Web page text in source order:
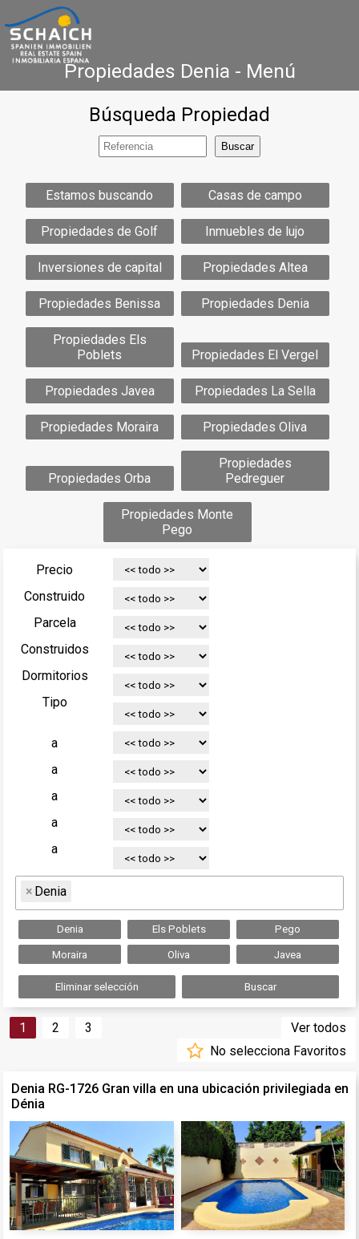
Propiedades Denia - Menú
Costa Blanca Venta
Nueva Construcción
Agencia Inmobiliaria Testimonios
Contacto
Búsqueda Propiedad
Estamos buscando Casas de campo
Propiedades de Golf Inmuebles de lujo
Inversiones de capital Propiedades Altea
Propiedades Benissa Propiedades Denia
Propiedades Els
Poblets
Propiedades El Vergel
Propiedades Javea Propiedades La Sella
Propiedades Moraira Propiedades Oliva
Propiedades Orba
Propiedades
Pedreguer
Propiedades Monte
Pego
Precio
Construido
Parcela
Construidos
Dormitorios
Tipo
a
a
a
a
a
× Denia
Denia Els Poblets Pego
Moraira Oliva Javea
Eliminar selección Buscar
1 2 3
Ver todos
No selecciona Favoritos
Denia RG-1726 Gran villa en una ubicación privilegiada en
Dénia